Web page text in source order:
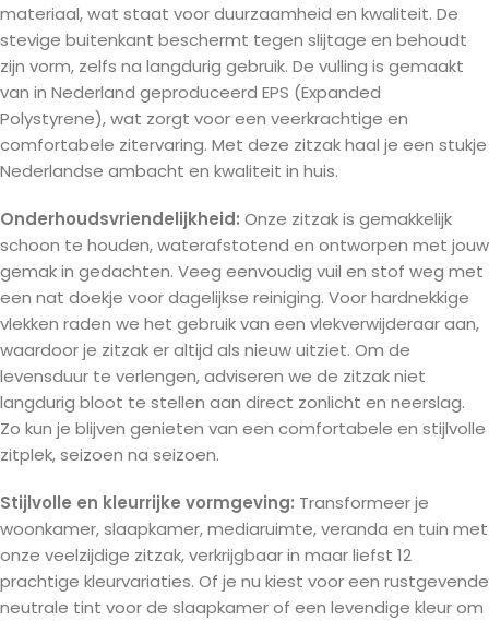
materiaal, wat staat voor duurzaamheid en kwaliteit. De
stevige buitenkant beschermt tegen slijtage en behoudt
zijn vorm, zelfs na langdurig gebruik. De vulling is gemaakt
van in Nederland geproduceerd EPS (Expanded
Polystyrene), wat zorgt voor een veerkrachtige en
comfortabele zitervaring. Met deze zitzak haal je een stukje
Nederlandse ambacht en kwaliteit in huis.
Onderhoudsvriendelijkheid: Onze zitzak is gemakkelijk
schoon te houden, waterafstotend en ontworpen met jouw
gemak in gedachten. Veeg eenvoudig vuil en stof weg met
een nat doekje voor dagelijkse reiniging. Voor hardnekkige
vlekken raden we het gebruik van een vlekverwijderaar aan,
waardoor je zitzak er altijd als nieuw uitziet. Om de
levensduur te verlengen, adviseren we de zitzak niet
langdurig bloot te stellen aan direct zonlicht en neerslag.
Zo kun je blijven genieten van een comfortabele en stijlvolle
zitplek, seizoen na seizoen.
Stijlvolle en kleurrijke vormgeving: Transformeer je
woonkamer, slaapkamer, mediaruimte, veranda en tuin met
onze veelzijdige zitzak, verkrijgbaar in maar liefst 12
prachtige kleurvariaties. Of je nu kiest voor een rustgevende
neutrale tint voor de slaapkamer of een levendige kleur om